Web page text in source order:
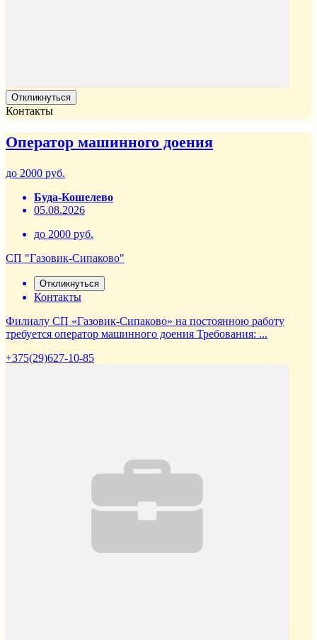
Откликнуться
Контакты
Оператор машинного доения
до 2000 руб.
Буда-Кошелево
05.08.2026
до 2000 руб.
СП "Газовик-Сипаково"
Откликнуться
Контакты
Филиалу СП «Газовик-Сипаково» на постоянною работу
требуется оператор машинного доения Требования: ...
+375(29)627-10-85